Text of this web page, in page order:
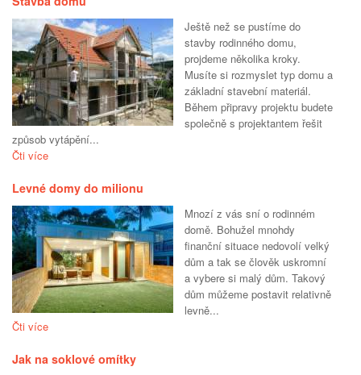
Ještě než se pustíme do
stavby rodinného domu,
projdeme několika kroky.
Musíte si rozmyslet typ domu a
základní stavební materiál.
Během připravy projektu budete
společně s projektantem řešit
způsob vytápění...
Čti více
Levné domy do milionu
Mnozí z vás sní o rodinném
domě. Bohužel mnohdy
finanční situace nedovolí velký
dům a tak se člověk uskromní
a vybere si malý dům. Takový
dům můžeme postavit relativně
levně...
Čti více
Jak na soklové omítky